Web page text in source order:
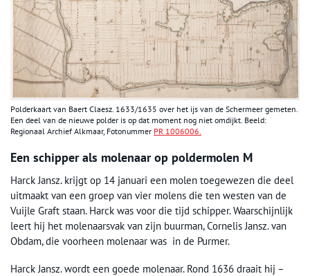
Polderkaart van Baert Claesz. 1633/1635 over het ijs van de Schermeer gemeten.
Een deel van de nieuwe polder is op dat moment nog niet omdijkt. Beeld:
Regionaal Archief Alkmaar, Fotonummer PR 1006006.
Een schipper als molenaar op poldermolen M
Harck Jansz. krijgt op 14 januari een molen toegewezen die deel
uitmaakt van een groep van vier molens die ten westen van de
Vuijle Graft staan. Harck was voor die tijd schipper. Waarschijnlijk
leert hij het molenaarsvak van zijn buurman, Cornelis Jansz. van
Obdam, die voorheen molenaar was in de Purmer.
Harck Jansz. wordt een goede molenaar. Rond 1636 draait hij –